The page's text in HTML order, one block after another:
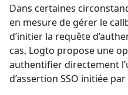
Dans certaines
en mesure de gérer le
d’initier la requête
cas, Logto propose une
authentifier directement
d’assertion SSO initiée par